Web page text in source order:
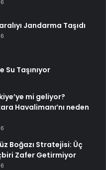
Jandarma Taşıdı
Su Taşınıyor
mi geliyor?
Havalimanı’nı neden
Boğazı Stratejisi: Üç
Zafer Getirmiyor